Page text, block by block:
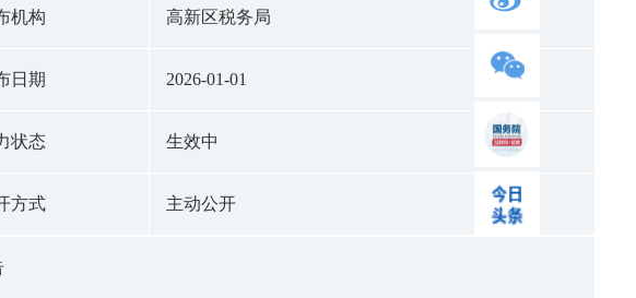
机构 高新区税务局
日期 2026-01-01
状态 生效中
方式 主动公开